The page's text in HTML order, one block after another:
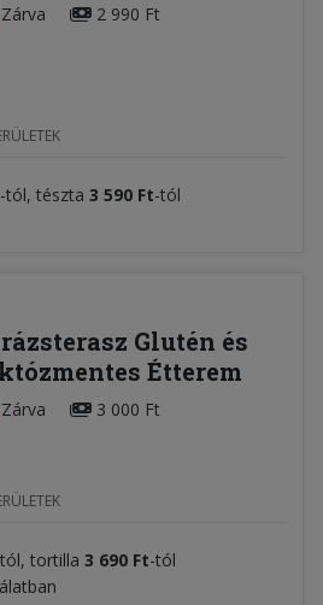
Zárva 2 990 Ft
-tól, tészta 3 590 Ft-tól
Glutén és
Étterem
Zárva 3 000 Ft
tortilla 3 690 Ft-tól